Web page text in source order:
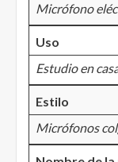
Micrófono
Uso
Estudio en
Estilo
Micrófonos